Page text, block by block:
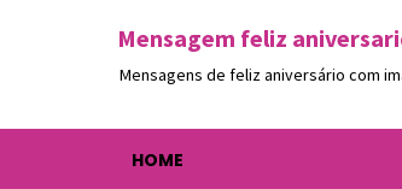
Mensagem feliz
Mensagens de feliz aniversário com
HOME